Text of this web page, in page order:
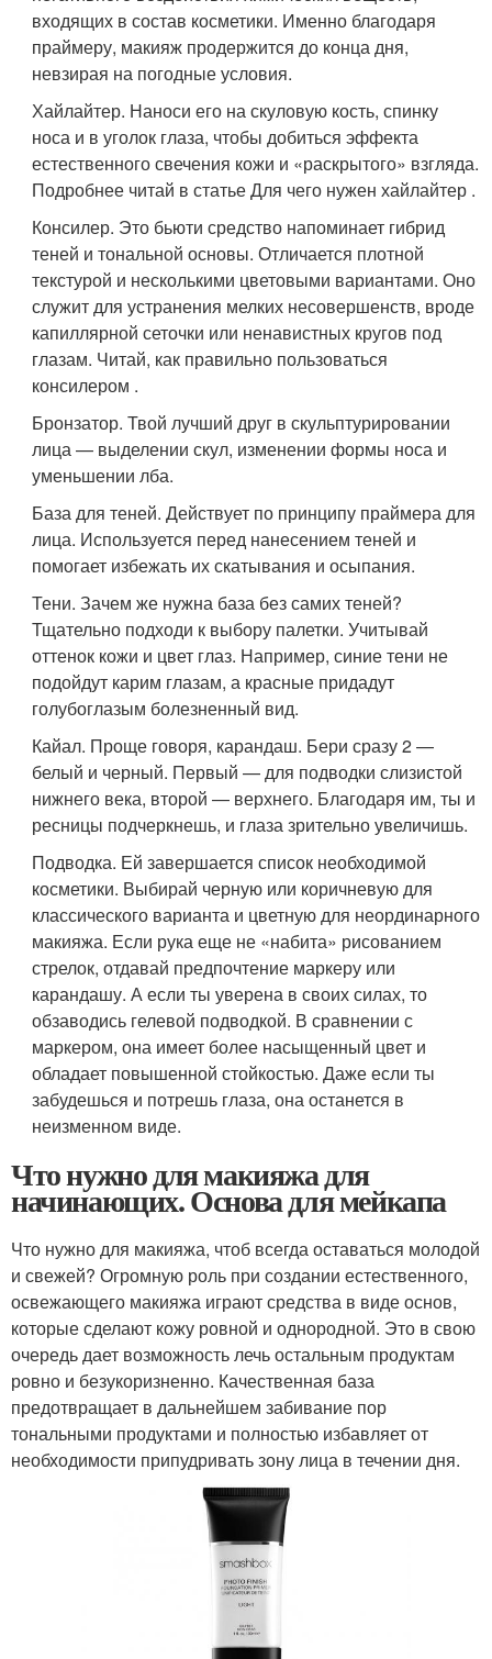
входящих в состав косметики. Именно благодаря
праймеру, макияж продержится до конца дня,
невзирая на погодные условия.
Хайлайтер. Наноси его на скуловую кость, спинку
носа и в уголок глаза, чтобы добиться эффекта
естественного свечения кожи и «раскрытого» взгляда.
Подробнее читай в статье Для чего нужен хайлайтер .
Консилер. Это бьюти средство напоминает гибрид
теней и тональной основы. Отличается плотной
текстурой и несколькими цветовыми вариантами. Оно
служит для устранения мелких несовершенств, вроде
капиллярной сеточки или ненавистных кругов под
глазам. Читай, как правильно пользоваться
консилером .
Бронзатор. Твой лучший друг в скульптурировании
лица — выделении скул, изменении формы носа и
уменьшении лба.
База для теней. Действует по принципу праймера для
лица. Используется перед нанесением теней и
помогает избежать их скатывания и осыпания.
Тени. Зачем же нужна база без самих теней?
Тщательно подходи к выбору палетки. Учитывай
оттенок кожи и цвет глаз. Например, синие тени не
подойдут карим глазам, а красные придадут
голубоглазым болезненный вид.
Кайал. Проще говоря, карандаш. Бери сразу 2 —
белый и черный. Первый — для подводки слизистой
нижнего века, второй — верхнего. Благодаря им, ты и
ресницы подчеркнешь, и глаза зрительно увеличишь.
Подводка. Ей завершается список необходимой
косметики. Выбирай черную или коричневую для
классического варианта и цветную для неординарного
макияжа. Если рука еще не «набита» рисованием
стрелок, отдавай предпочтение маркеру или
карандашу. А если ты уверена в своих силах, то
обзаводись гелевой подводкой. В сравнении с
маркером, она имеет более насыщенный цвет и
обладает повышенной стойкостью. Даже если ты
забудешься и потрешь глаза, она останется в
неизменном виде.
Что нужно для макияжа для
начинающих. Основа для мейкапа
Что нужно для макияжа, чтоб всегда оставаться молодой
и свежей? Огромную роль при создании естественного,
освежающего макияжа играют средства в виде основ,
которые сделают кожу ровной и однородной. Это в свою
очередь дает возможность лечь остальным продуктам
ровно и безукоризненно. Качественная база
предотвращает в дальнейшем забивание пор
тональными продуктами и полностью избавляет от
необходимости припудривать зону лица в течении дня.